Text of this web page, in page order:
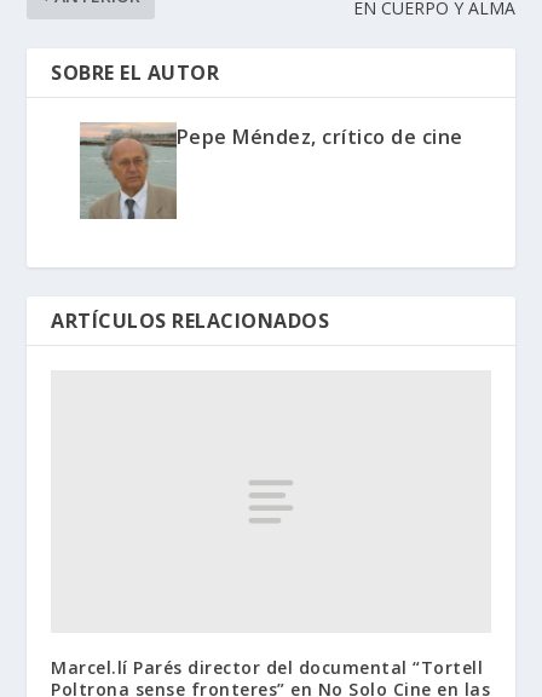
EN CUERPO Y ALMA
SOBRE EL AUTOR
Pepe Méndez, crítico de cine
ARTÍCULOS RELACIONADOS
Marcel.lí Parés director del documental “Tortell
Poltrona sense fronteres” en No Solo Cine en las